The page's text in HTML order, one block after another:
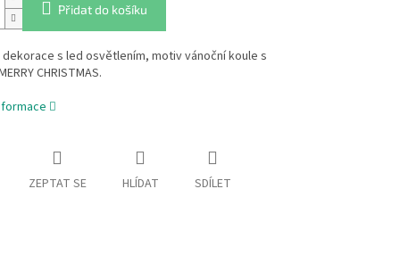
Přidat do košíku
dekorace s led osvětlením, motiv vánoční koule s
CHRISTMAS.
ZEPTAT SE HLÍDAT SDÍLET